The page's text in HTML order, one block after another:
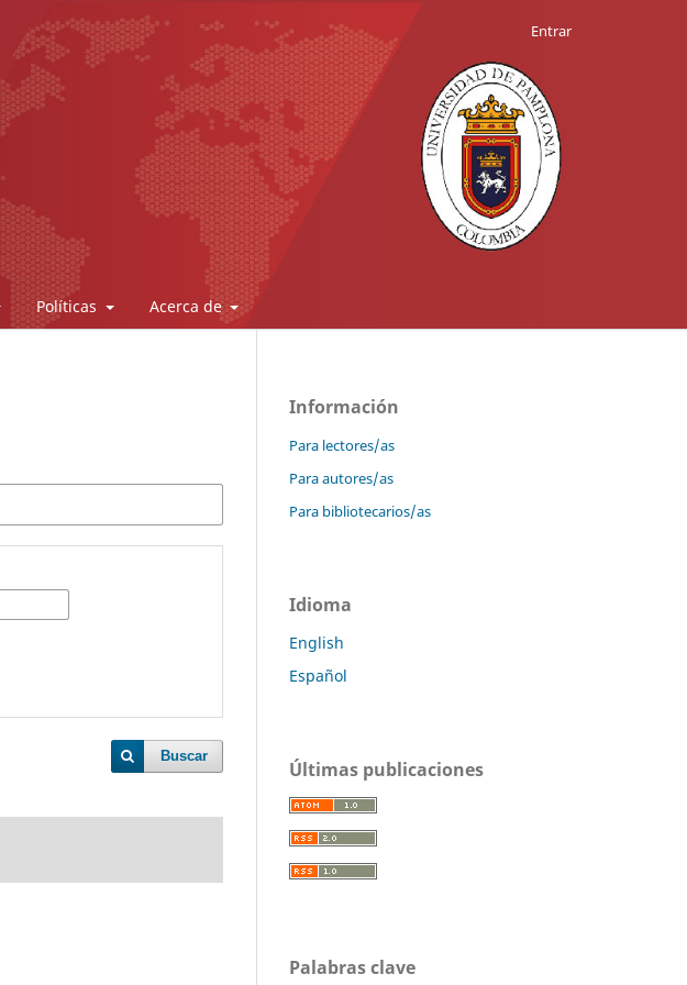
Políticas Acerca de
Entrar
Buscar
Información
Para lectores/as
Para autores/as
Para bibliotecarios/as
Idioma
English
Español
Últimas publicaciones
Palabras clave